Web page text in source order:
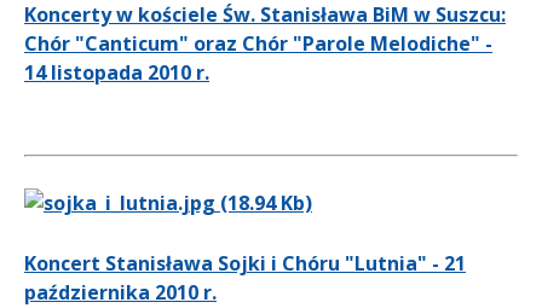
Koncerty w kościele Św. Stanisława BiM w Suszcu:
Chór "Canticum" oraz Chór "Parole Melodiche" -
14 listopada 2010 r.
Koncert Stanisława Sojki i Chóru "Lutnia" - 21
października 2010 r.